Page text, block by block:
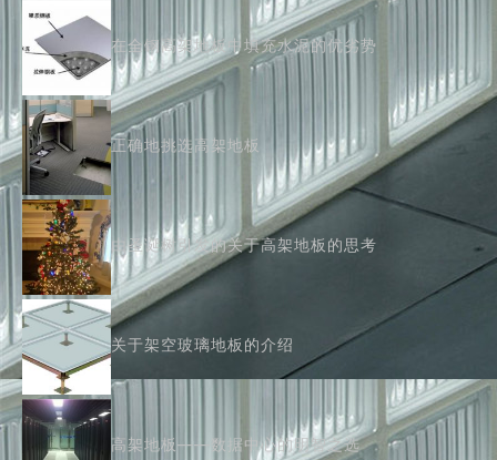
在全钢高架地板中填充水泥的优劣势
正确地挑选高架地板
由圣诞树引发的关于高架地板的思考
关于架空玻璃地板的介绍
高架地板——数据中心的明智之选